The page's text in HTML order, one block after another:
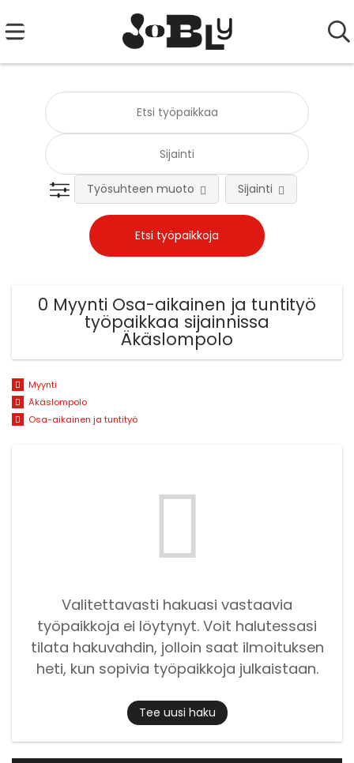
Työsuhteen muoto Sijainti
0 Myynti Osa-aikainen ja tuntityö
työpaikkaa sijainnissa
Äkäslompolo
Myynti
Äkäslompolo
Osa-aikainen ja tuntityö
Valitettavasti hakuasi vastaavia
työpaikkoja ei löytynyt. Voit halutessasi
tilata hakuvahdin, jolloin saat ilmoituksen
heti, kun sopivia työpaikkoja julkaistaan.
Tee uusi haku